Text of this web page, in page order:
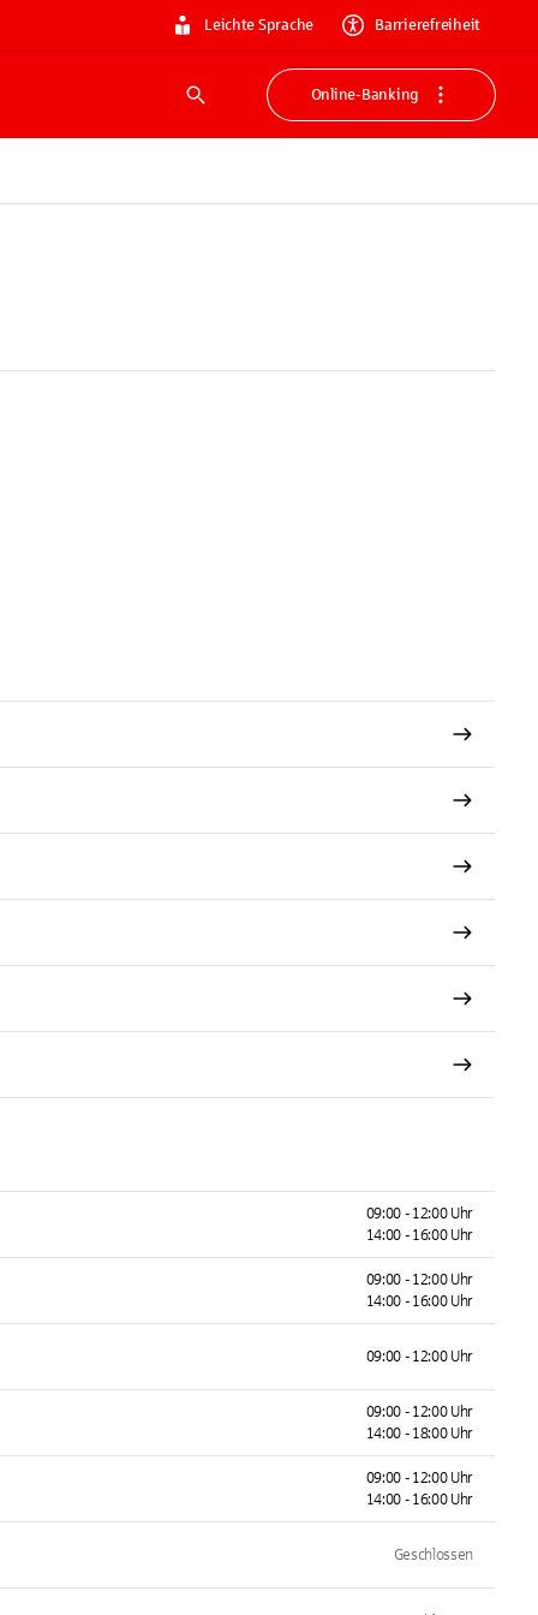
Leichte Sprache Barrierefreiheit
Suche
Online-Banking
09:00 - 12:00 Uhr
14:00 - 16:00 Uhr
09:00 - 12:00 Uhr
14:00 - 16:00 Uhr
09:00 - 12:00 Uhr
09:00 - 12:00 Uhr
14:00 - 18:00 Uhr
09:00 - 12:00 Uhr
14:00 - 16:00 Uhr
Geschlossen